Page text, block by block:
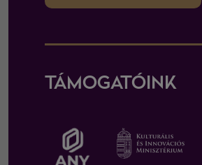
TÁMOGATÓINK